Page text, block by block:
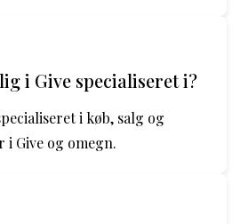
i Give specialiseret i?
i køb, salg og
Give og omegn.